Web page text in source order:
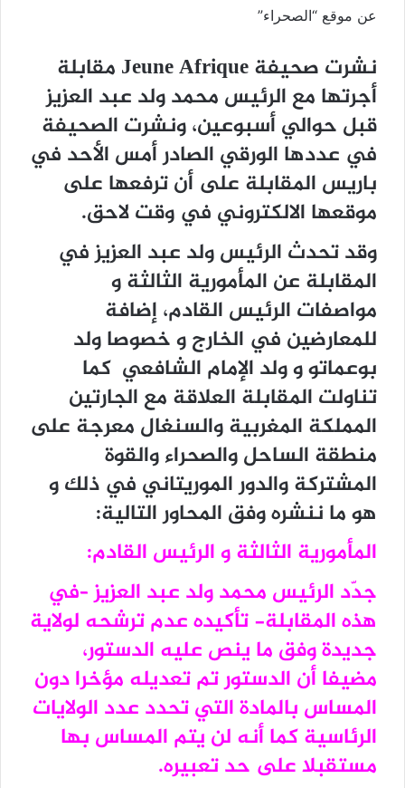
عن موقع “الصحراء”
نشرت صحيفة Jeune Afrique مقابلة
أجرتها مع الرئيس محمد ولد عبد العزيز
قبل حوالي أسبوعين، ونشرت الصحيفة
في عددها الورقي الصادر أمس الأحد في
باريس المقابلة على أن ترفعها على
موقعها الالكتروني في وقت لاحق.
وقد تحدث الرئيس ولد عبد العزيز في
المقابلة عن المأمورية الثالثة و
مواصفات الرئيس القادم، إضافة
للمعارضين في الخارج و خصوصا ولد
بوعماتو و ولد الإمام الشافعي كما
تناولت المقابلة العلاقة مع الجارتين
المملكة المغربية والسنغال معرجة على
منطقة الساحل والصحراء والقوة
المشتركة والدور الموريتاني في ذلك و
هو ما ننشره وفق المحاور التالية:
المأمورية الثالثة و الرئيس القادم:
جدّد الرئيس محمد ولد عبد العزيز –في
هذه المقابلة- تأكيده عدم ترشحه لولاية
جديدة وفق ما ينص عليه الدستور،
مضيفا أن الدستور تم تعديله مؤخرا دون
المساس بالمادة التي تحدد عدد الولايات
الرئاسية كما أنه لن يتم المساس بها
مستقبلا على حد تعبيره.